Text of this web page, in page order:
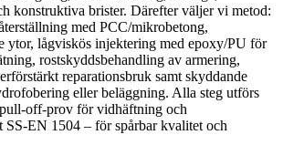
konstruktiva brister. Därefter väljer vi metod:
med PCC/mikrobetong,
ytor, lågviskös injektering med epoxy/PU för
rostskyddsbehandling av armering,
reparationsbruk samt skyddande
eller beläggning. Alla steg utförs
off-prov för vidhäftning och
SS-EN 1504 – för spårbar kvalitet och